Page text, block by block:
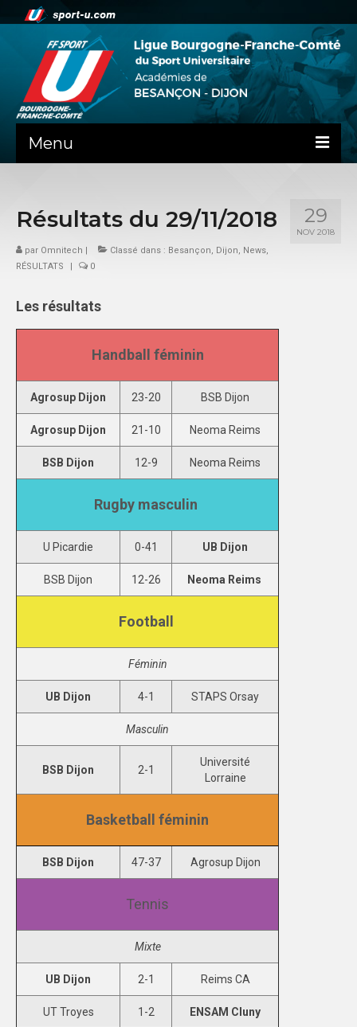
Menu
PRÉSENTATION
PEPS DIJON
DIJON
SPORTS CO
BESANÇON
DIJON
SPORTS IND
BESANÇON
DIJON
COMMUNICATION
MAG DU SPORT-U
PHOTOTHÈQUE
BESANÇON
DIJON
VIDÉOTHÈQUE
PARTENAIRES
29
NOV 2018
Résultats du 29/11/2018
par Omnitech | Classé dans : Besançon, Dijon, News,
RÉSULTATS
| 0
Les résultats
Handball féminin
Agrosup Dijon 23-20 BSB Dijon
Agrosup Dijon 21-10 Neoma Reims
BSB Dijon 12-9 Neoma Reims
Rugby masculin
U Picardie 0-41 UB Dijon
BSB Dijon 12-26 Neoma Reims
Football
Féminin
UB Dijon 4-1 STAPS Orsay
Masculin
BSB Dijon 2-1
Université
Lorraine
Basketball féminin
BSB Dijon 47-37 Agrosup Dijon
Tennis
Mixte
UB Dijon 2-1 Reims CA
UT Troyes 1-2 ENSAM Cluny